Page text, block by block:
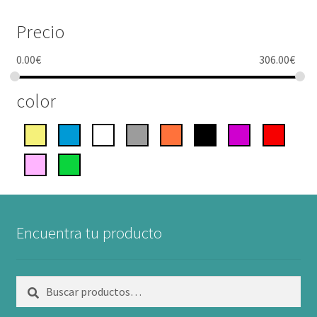
Precio
0.00€ 306.00€
color
Encuentra tu producto
por: